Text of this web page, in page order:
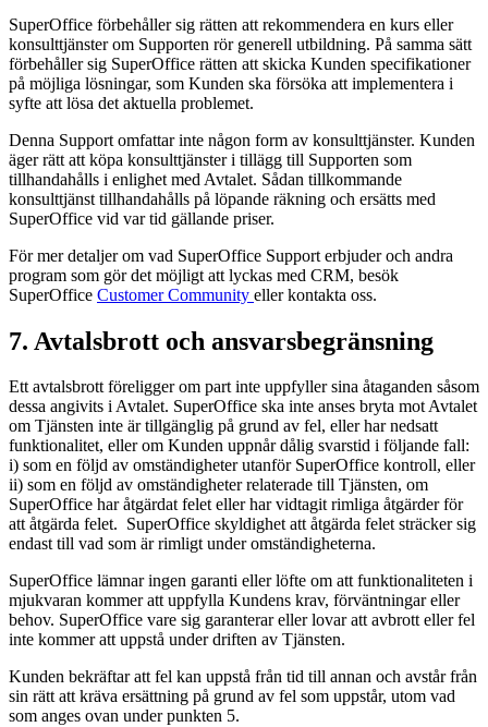
SuperOffice förbehåller sig rätten att rekommendera en kurs eller
konsulttjänster om Supporten rör generell utbildning. På samma sätt
förbehåller sig SuperOffice rätten att skicka Kunden specifikationer
på möjliga lösningar, som Kunden ska försöka att implementera i
syfte att lösa det aktuella problemet.
Denna Support omfattar inte någon form av konsulttjänster. Kunden
äger rätt att köpa konsulttjänster i tillägg till Supporten som
tillhandahålls i enlighet med Avtalet. Sådan tillkommande
konsulttjänst tillhandahålls på löpande räkning och ersätts med
SuperOffice vid var tid gällande priser.
För mer detaljer om vad SuperOffice Support erbjuder och andra
program som gör det möjligt att lyckas med CRM, besök
SuperOffice Customer Community eller kontakta oss.
7. Avtalsbrott och ansvarsbegränsning
Ett avtalsbrott föreligger om part inte uppfyller sina åtaganden såsom
dessa angivits i Avtalet. SuperOffice ska inte anses bryta mot Avtalet
om Tjänsten inte är tillgänglig på grund av fel, eller har nedsatt
funktionalitet, eller om Kunden uppnår dålig svarstid i följande fall:
i) som en följd av omständigheter utanför SuperOffice kontroll, eller
ii) som en följd av omständigheter relaterade till Tjänsten, om
SuperOffice har åtgärdat felet eller har vidtagit rimliga åtgärder för
att åtgärda felet. SuperOffice skyldighet att åtgärda felet sträcker sig
endast till vad som är rimligt under omständigheterna.
SuperOffice lämnar ingen garanti eller löfte om att funktionaliteten i
mjukvaran kommer att uppfylla Kundens krav, förväntningar eller
behov. SuperOffice vare sig garanterar eller lovar att avbrott eller fel
inte kommer att uppstå under driften av Tjänsten.
Kunden bekräftar att fel kan uppstå från tid till annan och avstår från
sin rätt att kräva ersättning på grund av fel som uppstår, utom vad
som anges ovan under punkten 5.